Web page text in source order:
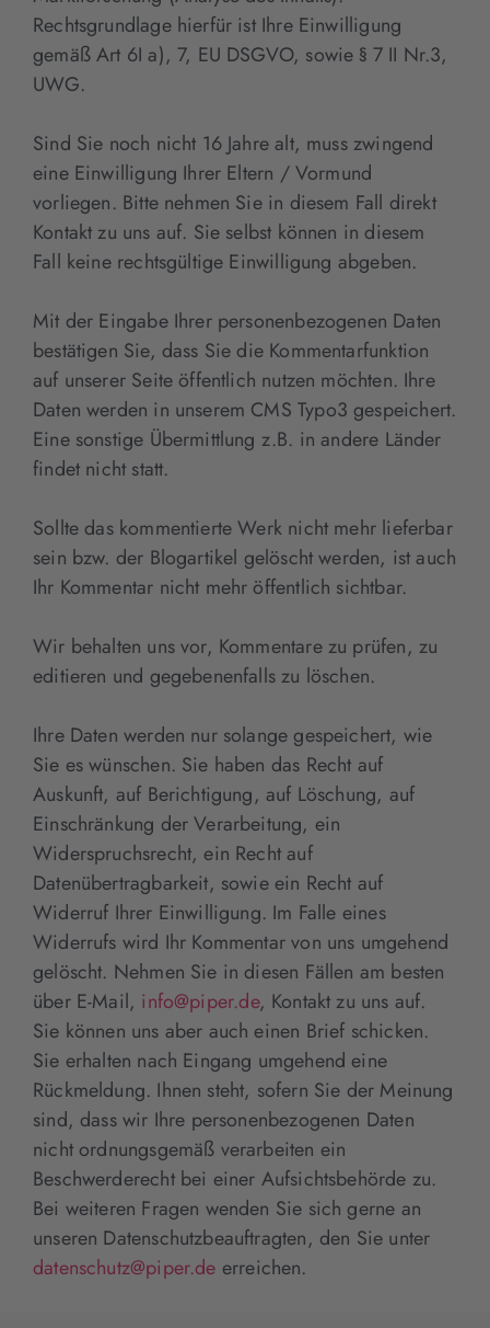
Rechtsgrundlage hierfür ist Ihre Einwilligung
gemäß Art 6I a), 7, EU DSGVO, sowie § 7 II Nr.3,
UWG.
Sind Sie noch nicht 16 Jahre alt, muss zwingend
eine Einwilligung Ihrer Eltern / Vormund
vorliegen. Bitte nehmen Sie in diesem Fall direkt
Kontakt zu uns auf. Sie selbst können in diesem
Fall keine rechtsgültige Einwilligung abgeben.
Mit der Eingabe Ihrer personenbezogenen Daten
bestätigen Sie, dass Sie die Kommentarfunktion
auf unserer Seite öffentlich nutzen möchten. Ihre
Daten werden in unserem CMS Typo3 gespeichert.
Eine sonstige Übermittlung z.B. in andere Länder
findet nicht statt.
Sollte das kommentierte Werk nicht mehr lieferbar
sein bzw. der Blogartikel gelöscht werden, ist auch
Ihr Kommentar nicht mehr öffentlich sichtbar.
Wir behalten uns vor, Kommentare zu prüfen, zu
editieren und gegebenenfalls zu löschen.
Ihre Daten werden nur solange gespeichert, wie
Sie es wünschen. Sie haben das Recht auf
Auskunft, auf Berichtigung, auf Löschung, auf
Einschränkung der Verarbeitung, ein
Widerspruchsrecht, ein Recht auf
Datenübertragbarkeit, sowie ein Recht auf
Widerruf Ihrer Einwilligung. Im Falle eines
Widerrufs wird Ihr Kommentar von uns umgehend
gelöscht. Nehmen Sie in diesen Fällen am besten
über E-Mail, info@piper.de, Kontakt zu uns auf.
Sie können uns aber auch einen Brief schicken.
Sie erhalten nach Eingang umgehend eine
Rückmeldung. Ihnen steht, sofern Sie der Meinung
sind, dass wir Ihre personenbezogenen Daten
nicht ordnungsgemäß verarbeiten ein
Beschwerderecht bei einer Aufsichtsbehörde zu.
Bei weiteren Fragen wenden Sie sich gerne an
unseren Datenschutzbeauftragten, den Sie unter
datenschutz@piper.de erreichen.